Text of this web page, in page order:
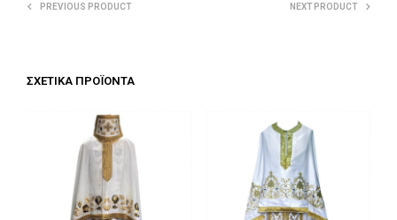
PREVIOUS PRODUCT NEXT PRODUCT
ΣΧΕΤΙΚΆ ΠΡΟΪΌΝΤΑ